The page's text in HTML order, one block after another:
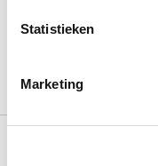
Statistieken
Marketing
Algemene voorwaarden